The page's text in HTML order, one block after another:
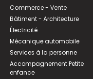
Commerce - Vente
Bâtiment - Architecture
Électricité
Mécanique automobile
Services à la personne
Accompagnement Petite
enfance